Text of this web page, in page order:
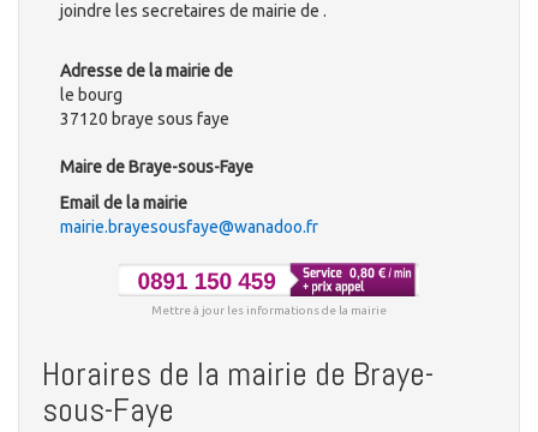
joindre les secretaires de mairie de .
Adresse de la mairie de
le bourg
37120 braye sous faye
Maire de Braye-sous-Faye
Email de la mairie
mairie.brayesousfaye@wanadoo.fr
Mettre à jour les informations de la mairie
Horaires de la mairie de Braye-
sous-Faye